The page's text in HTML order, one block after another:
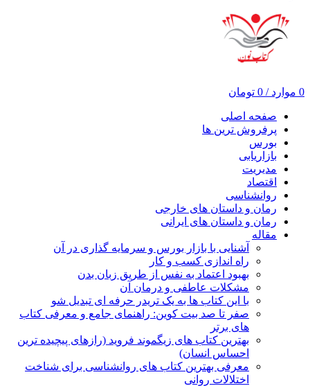
0 موارد /
0 تومان
صفحه اصلی
پرفروش ترین ها
بورس
بازاریابی
مدیریت
اقتصاد
روانشناسی
رمان و داستان های خارجی
رمان و داستان های ایرانی
مقاله
آشنایی با بازار بورس و سرمایه گذاری در آن
راه اندازی کسب و کار
بهبود اعتماد به نفس از طریق زبان بدن
مشکلات عاطفی و درمان آن
با این کتاب ها به یک تریدر حرفه ای تبدیل شو
صفر تا صد بیت کوین: راهنمای جامع و معرفی کتاب
های برتر
بهترین کتاب های زیگموند فروید (رازهای پیچیده ترین
احساس انسان)
معرفی بهترین کتاب های روانشناسی برای شناخت
اختلالات روانی